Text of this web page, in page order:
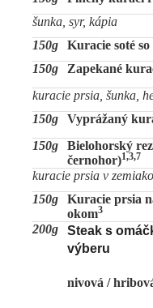
šunka, syr,
150g
Kuracie soté so
150g
Zapekané
kuracie prsia, šunka,
150g
Vyprážaný
150g
Bielohorský
černohor)1,3,7
kuracie prsia v
150g
Kuracie prsia
okom3
200g
Steak s
výberu
nivová /